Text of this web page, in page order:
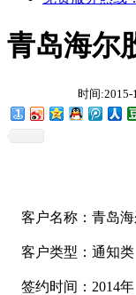
青岛海尔
时间
客户名称： 青岛
客户类型：通知类
签约时间：2014年